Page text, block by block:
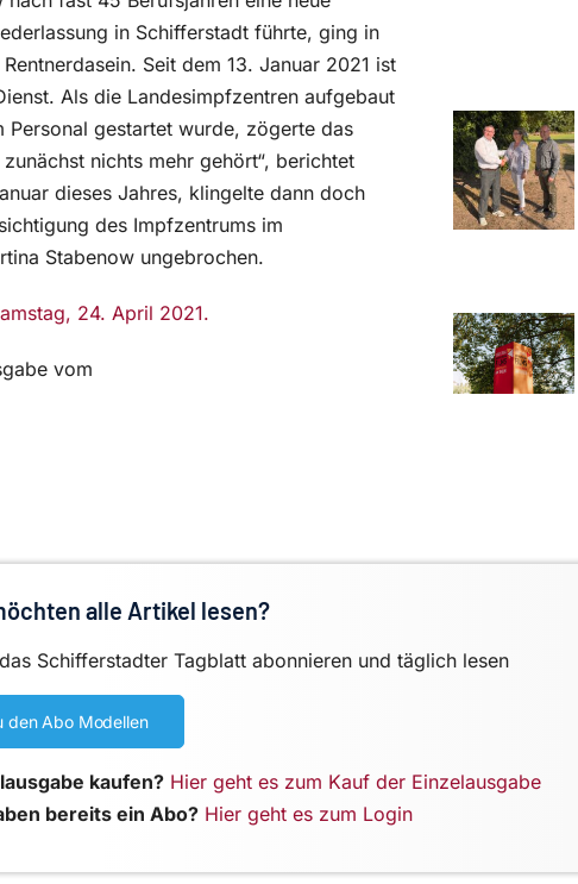
in Schifferstadt führte, ging in
Seit dem 13. Januar 2021 ist
Als die Landesimpfzentren aufgebaut
gestartet wurde, zögerte das
nichts mehr gehört“, berichtet
dieses Jahres, klingelte dann doch
des Impfzentrums im
Stabenow ungebrochen.
24. April 2021.
vom
alle Artikel lesen?
Schifferstadter Tagblatt abonnieren und täglich lesen
den Abo Modellen
kaufen? Hier geht es zum Kauf der Einzelausgabe
bereits ein Abo? Hier geht es zum Login